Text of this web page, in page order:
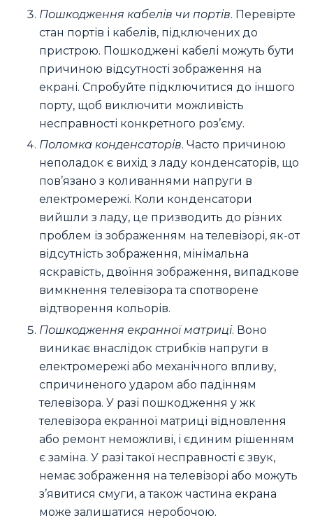
Пошкодження кабелів чи портів. Перевірте
стан портів і кабелів, підключених до
пристрою. Пошкоджені кабелі можуть бути
причиною відсутності зображення на
екрані. Спробуйте підключитися до іншого
порту, щоб виключити можливість
несправності конкретного роз’єму.
Поломка конденсаторів. Часто причиною
неполадок є вихід з ладу конденсаторів, що
пов’язано з коливаннями напруги в
електромережі. Коли конденсатори
вийшли з ладу, це призводить до різних
проблем із зображенням на телевізорі, як-от
відсутність зображення, мінімальна
яскравість, двоїння зображення, випадкове
вимкнення телевізора та спотворене
відтворення кольорів.
Пошкодження екранної матриці. Воно
виникає внаслідок стрибків напруги в
електромережі або механічного впливу,
спричиненого ударом або падінням
телевізора. У разі пошкодження у жк
телевізора екранної матриці відновлення
або ремонт неможливі, і єдиним рішенням
є заміна. У разі такої несправності є звук,
немає зображення на телевізорі або можуть
з’явитися смуги, а також частина екрана
може залишатися неробочою.